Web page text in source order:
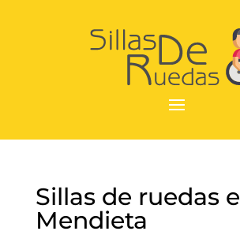
Sillas de ruedas
Mendieta